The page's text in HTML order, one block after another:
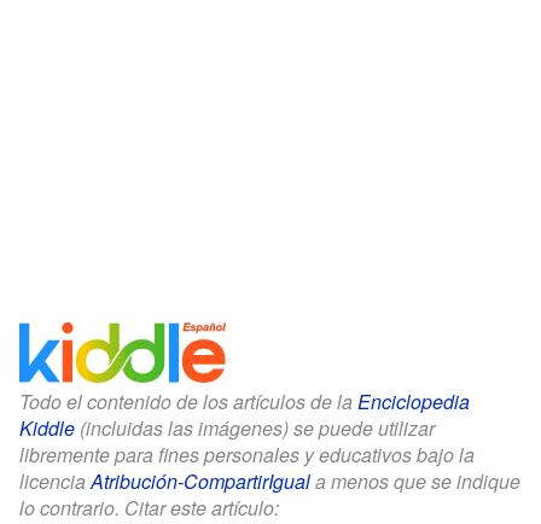
Todo el contenido de los artículos de la Enciclopedia
Kiddle (incluidas las imágenes) se puede utilizar
libremente para fines personales y educativos bajo la
licenciaAtribución-CompartirIguala menos que se indique
lo contrario. Citar este artículo: